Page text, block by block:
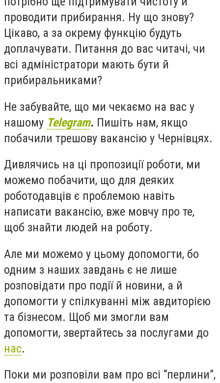
проводити прибирання. Ну що знову?
Цікаво, а за окрему функцію будуть
доплачувати. Питання до вас читачі, чи
всі адміністратори мають бути й
прибиральниками?
Не забувайте, що ми чекаємо на вас у
нашому Telegram. Пишіть нам, якщо
побачили трешову вакансію у Чернівцях.
Дивлячись на ці пропозиції роботи, ми
можемо побачити, що для деяких
роботодавців є проблемою навіть
написати вакансію, вже мовчу про те,
щоб знайти людей на роботу.
Але ми можемо у цьому допомогти, бо
одним з наших завдань є не лише
розповідати про події й новини, а й
допомогти у спілкуванні між авдиторією
та бізнесом. Щоб ми змогли вам
допомогти, звертайтесь за послугами до
нас.
Поки ми розповіли вам про всі “перлини”,